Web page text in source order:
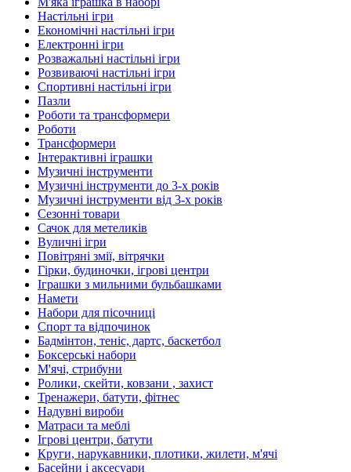
Настільні ігри
Економічні настільні ігри
Електронні ігри
Розважальні настільні ігри
Розвиваючі настільні ігри
Спортивні настільні ігри
Пазли
Роботи та трансформери
Роботи
Трансформери
Інтерактивні іграшки
Музичні інструменти
Музичні інструменти до 3-х років
Музичні інструменти від 3-х років
Сезонні товари
Сачок для метеликів
Вуличні ігри
Повітряні змії, вітрячки
Гірки, будиночки, ігрові центри
Іграшки з мильними бульбашками
Намети
Набори для пісочниці
Спорт та відпочинок
Бадмінтон, теніс, дартс, баскетбол
Боксерські набори
М'ячі, стрибуни
Ролики, скейти, ковзани , захист
Тренажери, батути, фітнес
Надувні вироби
Матраси та меблі
Ігрові центри, батути
Круги, нарукавники, плотики, жилети, м'ячі
Басейни і аксесуари